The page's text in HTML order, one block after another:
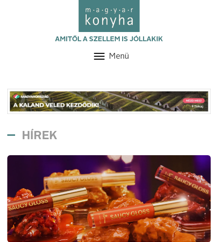
AMITŐL A SZELLEM IS JÓLLAKIK
Toggle
Menü
HÍREK